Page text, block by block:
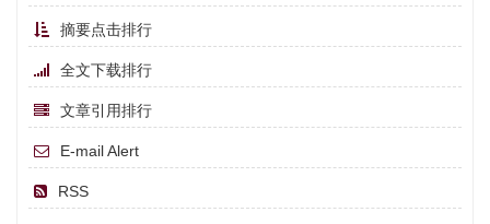
摘要点击排行
全文下载排行
文章引用排行
E-mail Alert
RSS